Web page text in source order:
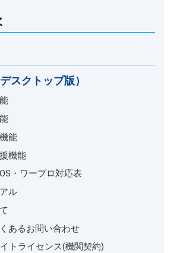
スクトップ版）
能
機能
・ワープロ対応表
ル
あるお問い合わせ
トライセンス(機関契約)